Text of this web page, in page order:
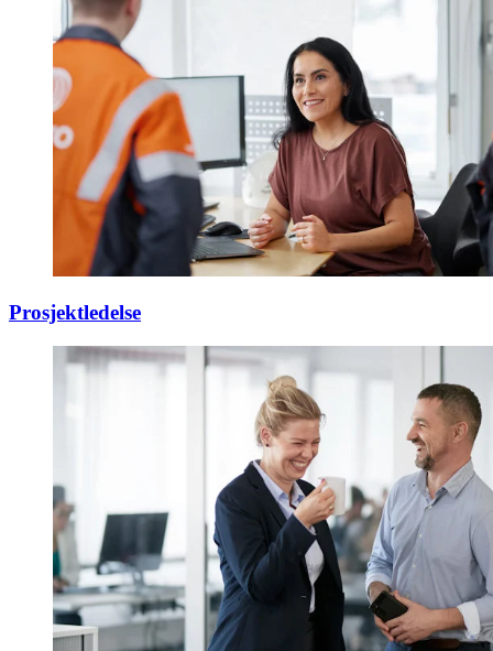
Prosjektledelse